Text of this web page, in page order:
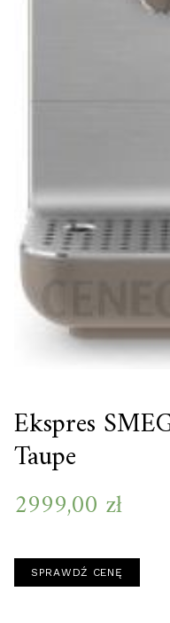
Ekspres
Taupe
2999,00 zł
SPRAWDŹ CENĘ